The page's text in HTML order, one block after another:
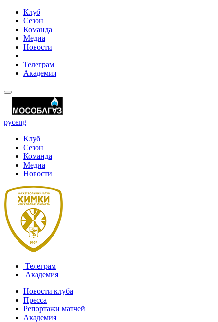
Клуб
Сезон
Команда
Медиа
Новости
Телеграм
Академия
русeng
Клуб
Сезон
Команда
Медиа
Новости
Телеграм
Академия
Новости клуба
Пресса
Репортажи матчей
Академия